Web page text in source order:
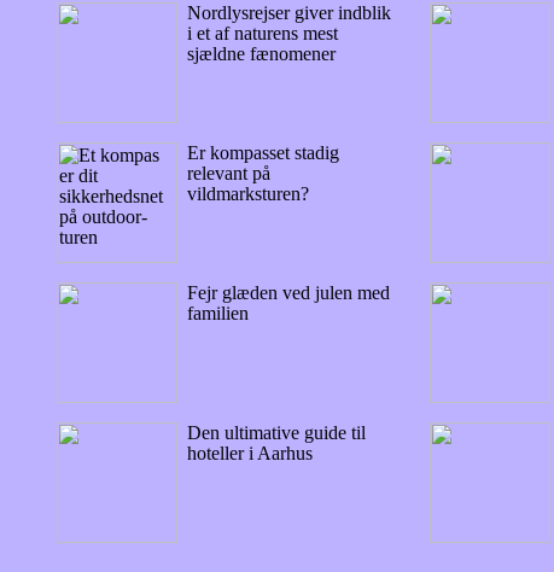
Nordlysrejser giver indblik
i et af naturens mest
sjældne fænomener
Er kompasset stadig
relevant på
vildmarksturen?
Fejr glæden ved julen med
familien
Den ultimative guide til
hoteller i Aarhus